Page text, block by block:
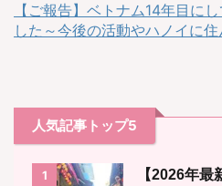
【ご報告】ベトナム14年目に
した～今後の活動やハノイに住
人気記事トップ5
1
【2026年